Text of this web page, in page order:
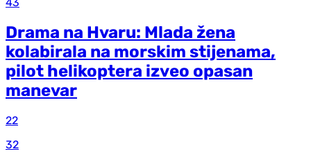
Drama na Hvaru: Mlada žena
kolabirala na morskim stijenama,
pilot helikoptera izveo opasan
manevar
22
32